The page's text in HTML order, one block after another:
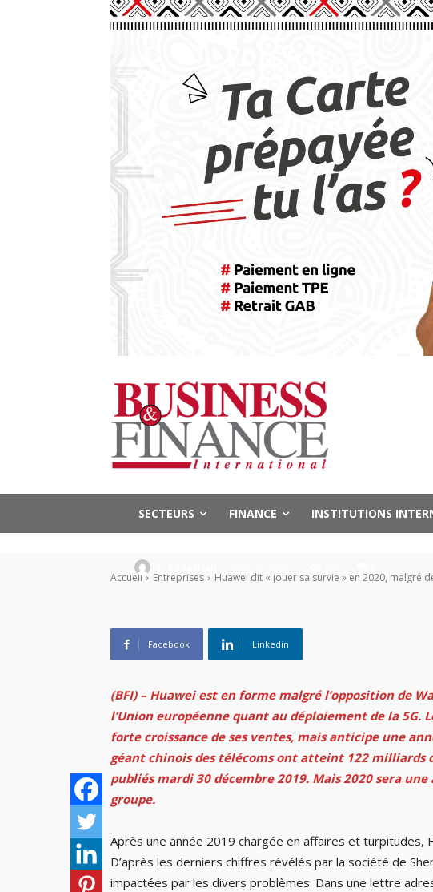
SECTEURS FINANCE INSTITUTIONS
Accueil Entreprises Huawei dit « jouer sa survie » en 2020, malgré
Entreprises Secteurs TIC & Télécoms
Huawei dit « jouer
des résultats
Facebook Linkedin
(BFI) – Huawei est en forme malgré l’opposition de
l’Union européenne quant au déploiement de la 5G.
forte croissance de ses ventes, mais anticipe une
géant chinois des télécoms ont atteint 122 milliards
publiés mardi 30 décembre 2019. Mais 2020 sera
groupe.
Après une année 2019 chargée en affaires et turpitudes,
D’après les derniers chiffres révélés par la société de
impactées par les divers problèmes. Dans une lettre